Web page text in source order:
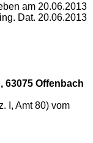
am 20.06.2013
Dat. 20.06.2013
63075 Offenbach
I, Amt 80) vom